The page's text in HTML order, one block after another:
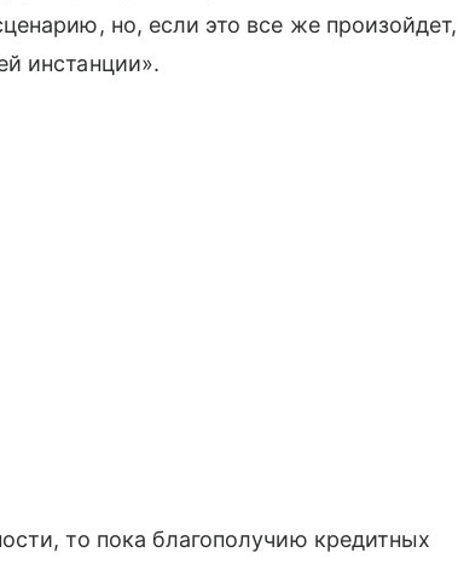
но, если это все же произойдет,
инстанции».
то пока благополучию кредитных